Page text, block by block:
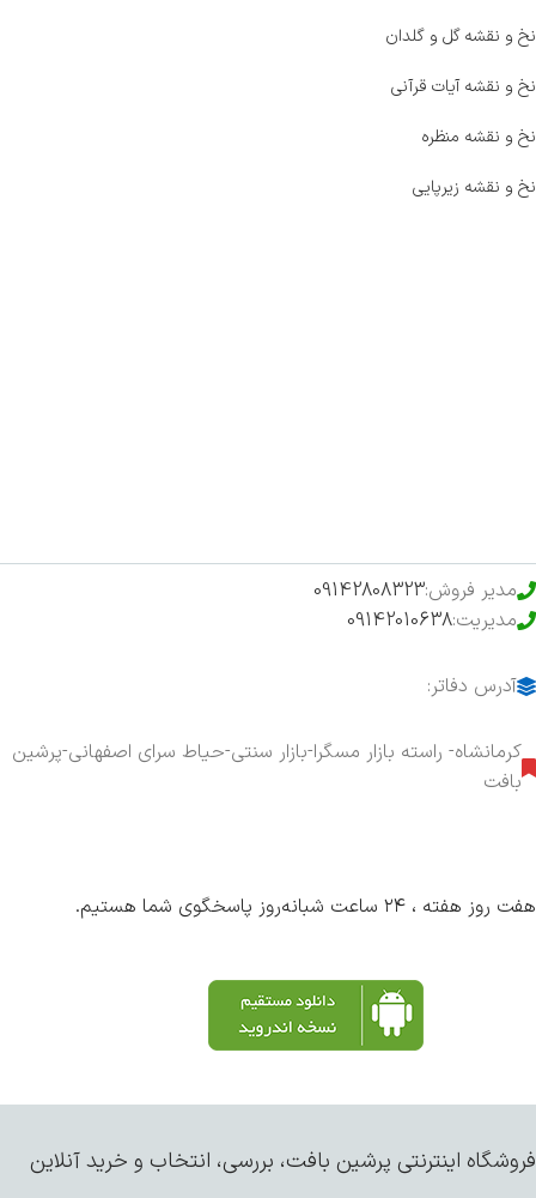
نخ و نقشه گل و گلدان
نخ و نقشه آیات قرآنی
نخ و نقشه منظره
نخ و نقشه زیرپایی
مدیر فروش:09142808323
مدیریت:09142010638
آدرس دفاتر:
کرمانشاه- راسته بازار مسگرا-بازار سنتی-حیاط سرای اصفهانی-پرشین
بافت
هفت روز هفته ، ۲۴ ساعت شبانه‌روز پاسخگوی شما هستیم.
فروشگاه اینترنتی پرشین بافت، بررسی، انتخاب و خرید آنلاین